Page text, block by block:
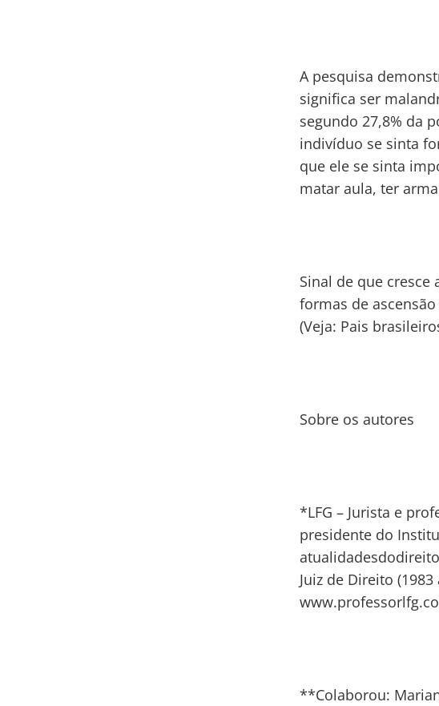
A pesquisa
significa ser
segundo 27,8% da
indivíduo se sinta
que ele se sinta
matar aula, ter
Sinal de que
formas de
(Veja: Pais
Sobre os autores
*LFG – Jurista e
presidente do
Juiz de Direito
**Colaborou: